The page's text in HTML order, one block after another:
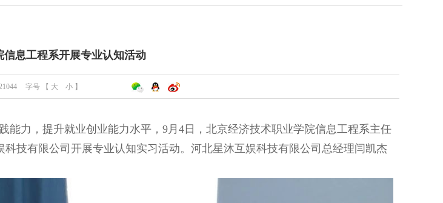
信息工程系开展专业认知活动
字号 【 大 小】
能力，提升就业创业能力水平，9月4日，北京经济技术职业学院信息工程系主任
技有限公司开展专业认知实习活动。河北星沐互娱科技有限公司总经理闫凯杰